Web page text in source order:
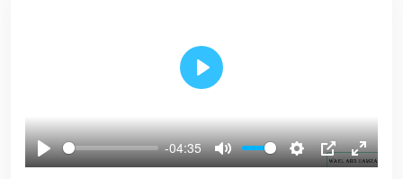
-04:35
Play
22
22.20 - List